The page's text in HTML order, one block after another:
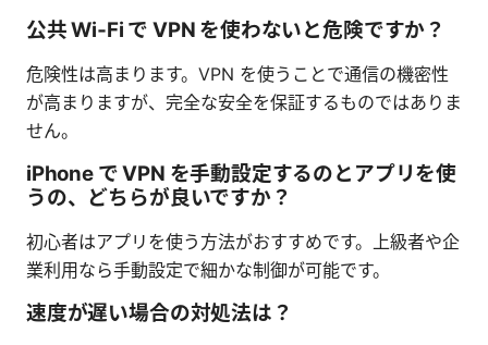
公共 Wi‑Fi で VPN を使わないと危険ですか？
危険性は高まります。VPN を使うことで通信の機密性
が高まりますが、完全な安全を保証するものではありま
せん。
iPhone で VPN を手動設定するのとアプリを使
うの、どちらが良いですか？
初心者はアプリを使う方法がおすすめです。上級者や企
業利用なら手動設定で細かな制御が可能です。
速度が遅い場合の対処法は？